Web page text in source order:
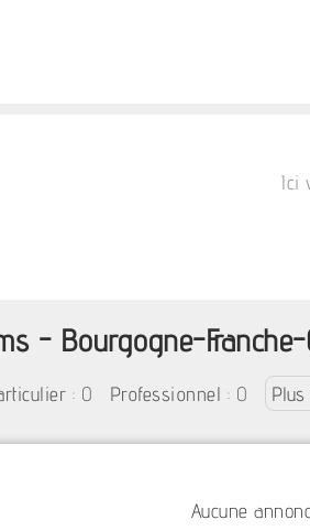
Ici
- Bourgogne-
: 0 Professionnel : 0
Aucune